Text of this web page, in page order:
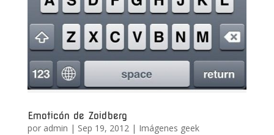
Emoticón de Zoidberg
por admin | Sep 19, 2012| Imágenes geek